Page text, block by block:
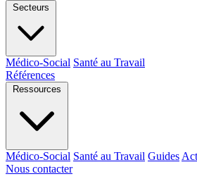
Secteurs
Médico-Social Santé au Travail
Références
Ressources
Médico-Social Santé au Travail Guides
Nous contacter